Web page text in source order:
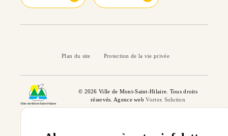
© 2026 Ville de Mont-Saint-Hilaire. Tous droits
réservés. Agence webVortex Solution
Plan du site Protection de la vie privée